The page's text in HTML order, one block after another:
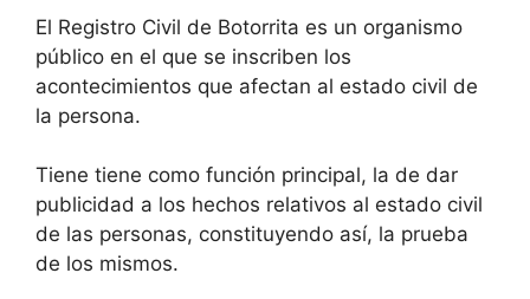
El Registro Civil de Botorrita es un organismo
público en el que se inscriben los
acontecimientos que afectan al estado civil de
la persona.
Tiene tiene como función principal, la de dar
publicidad a los hechos relativos al estado civil
de las personas, constituyendo así, la prueba
de los mismos.